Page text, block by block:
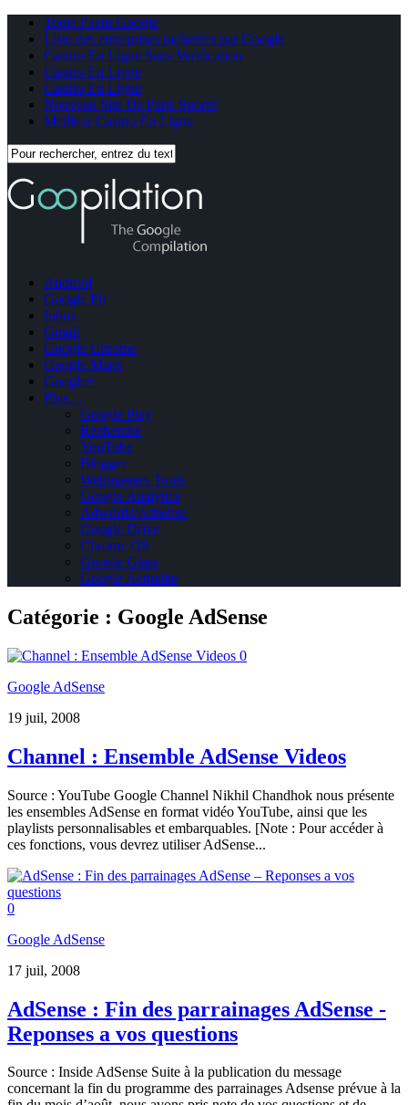
Toute l’actu Google
Liste des entreprises rachetées par Google
Casino En Ligne Sans Verification
Casino En Ligne
Casino En Ligne
Nouveau Site De Paris Sportif
Meilleur Casino En Ligne
Android
Google Fit
Inbox
Gmail
Google Chrome
Google Maps
Google+
Plus…
Google Play
Recherche
YouTube
Blogger
Webmasters Tools
Google Analytics
Adwords/Adsense
Google Drive
Chrome OS
Google Glass
Google Actualite
Catégorie : Google AdSense
0
Google AdSense
19 juil, 2008
Channel : Ensemble AdSense Videos
Source : YouTube Google Channel Nikhil Chandhok nous présente
les ensembles AdSense en format vidéo YouTube, ainsi que les
playlists personnalisables et embarquables. [Note : Pour accéder à
ces fonctions, vous devrez utiliser AdSense...
0
Google AdSense
17 juil, 2008
AdSense : Fin des parrainages AdSense -
Reponses a vos questions
Source : Inside AdSense Suite à la publication du message
concernant la fin du programme des parrainages Adsense prévue à la